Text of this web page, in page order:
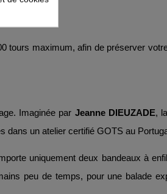
tours maximum, afin de préserver
Imaginée par Jeanne DIEUZADE,
dans un atelier certifié GOTS au
uniquement deux bandeaux à
peu de temps, pour une balade